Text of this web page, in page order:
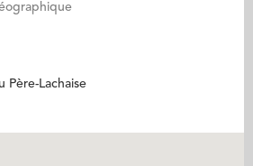
Père-Lachaise